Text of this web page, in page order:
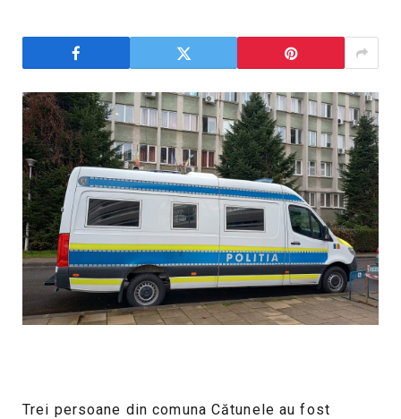
Trei persoane din comuna Cătunele au fost